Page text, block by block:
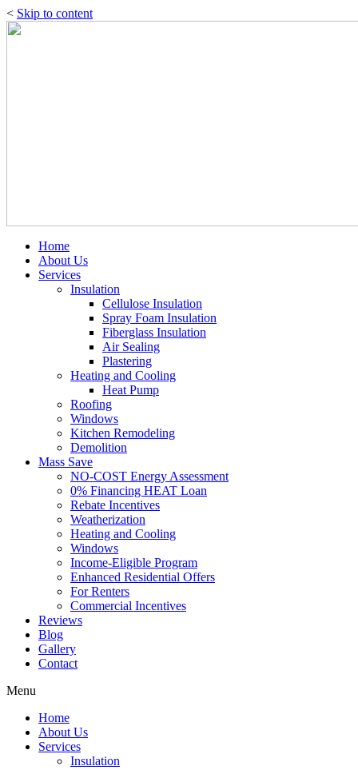
< Skip to content
Home
About Us
Services
Insulation
Cellulose Insulation
Spray Foam Insulation
Fiberglass Insulation
Air Sealing
Plastering
Heating and Cooling
Heat Pump
Roofing
Windows
Kitchen Remodeling
Demolition
Mass Save
NO-COST Energy Assessment
0% Financing HEAT Loan
Rebate Incentives
Weatherization
Heating and Cooling
Windows
Income-Eligible Program
Enhanced Residential Offers
For Renters
Commercial Incentives
Reviews
Blog
Gallery
Contact
Menu
Home
About Us
Services
Insulation